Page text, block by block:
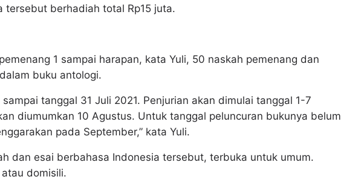
tersebut berhadiah total Rp15 juta.
1 sampai harapan, kata Yuli, 50 naskah pemenang dan
buku antologi.
tanggal 31 Juli 2021. Penjurian akan dimulai tanggal 1-7
diumumkan 10 Agustus. Untuk tanggal peluncuran bukunya belum
pada September,” kata Yuli.
dan esai berbahasa Indonesia tersebut, terbuka untuk umum.
domisili.